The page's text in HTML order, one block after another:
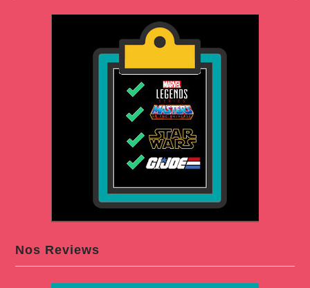
Nos Reviews